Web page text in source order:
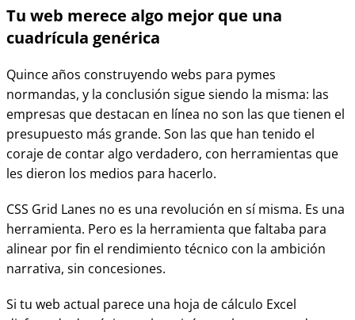
Tu web merece algo mejor que una
cuadrícula genérica
Quince años construyendo webs para pymes
normandas, y la conclusión sigue siendo la misma: las
empresas que destacan en línea no son las que tienen el
presupuesto más grande. Son las que han tenido el
coraje de contar algo verdadero, con herramientas que
les dieron los medios para hacerlo.
CSS Grid Lanes no es una revolución en sí misma. Es una
herramienta. Pero es la herramienta que faltaba para
alinear por fin el rendimiento técnico con la ambición
narrativa, sin concesiones.
Si tu web actual parece una hoja de cálculo Excel